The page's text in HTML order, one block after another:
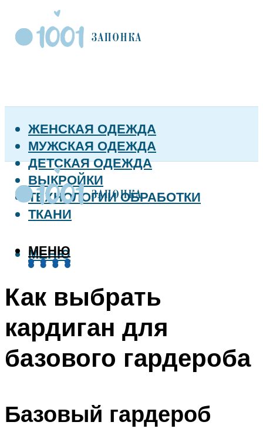
ЖЕНСКАЯ ОДЕЖДА
МУЖСКАЯ ОДЕЖДА
ДЕТСКАЯ ОДЕЖДА
ВЫКРОЙКИ
ТЕХНОЛОГИИ ОБРАБОТКИ
ТКАНИ
МЕНЮ
МЕНЮ
Как выбрать
кардиган для
базового гардероба
Базовый гардероб